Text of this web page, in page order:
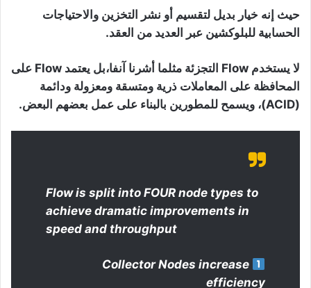
حيث إنه خيار بديل لتقسيم أو نشر التخزين والاحتياجات
الحسابية للبلوكشين عبر العديد من العقد.
لا يستخدم Flow التجزئة مثلما أشرنا آنفا،بل يعتمد Flow على
المحافظة على المعاملات ذرية ومتسقة ومعزولة ودائمة
(ACID)، ويسمح للمطورين بالبناء على عمل بعضهم البعض.
Flow is split into FOUR node types to
achieve dramatic improvements in
speed and throughput
Collector Nodes increase
efficiency